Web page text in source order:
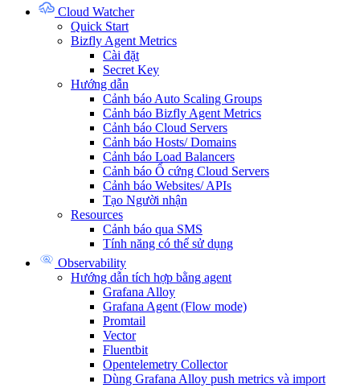
Cloud Watcher
Quick Start
Bizfly Agent Metrics
Cài đặt
Secret Key
Hướng dẫn
Cảnh báo Auto Scaling Groups
Cảnh báo Bizfly Agent Metrics
Cảnh báo Cloud Servers
Cảnh báo Hosts/ Domains
Cảnh báo Load Balancers
Cảnh báo Ổ cứng Cloud Servers
Cảnh báo Websites/ APIs
Tạo Người nhận
Resources
Cảnh báo qua SMS
Tính năng có thể sử dụng
Observability
Hướng dẫn tích hợp bằng agent
Grafana Alloy
Grafana Agent (Flow mode)
Promtail
Vector
Fluentbit
Opentelemetry Collector
Dùng Grafana Alloy push metrics và import